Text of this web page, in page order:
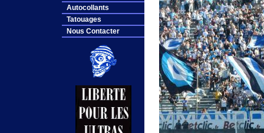
Autocollants
Tatouages
Nous Contacter